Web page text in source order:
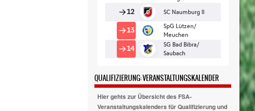
QUALIFIZIERUNG: VERANSTALTUNGSKALENDER
Hier gehts zur Übersicht des FSA-
Veranstaltungskalenders für Qualifizierung und